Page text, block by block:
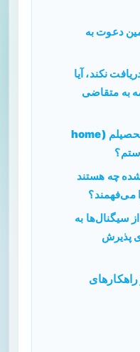
دعوت به
نکند، آیا
به متقاضی
۳. آیا باید به برنامه محل تحصیلم (home
چه هستند
می‌فهمند؟
سیگنال‌ها به
پذیرش